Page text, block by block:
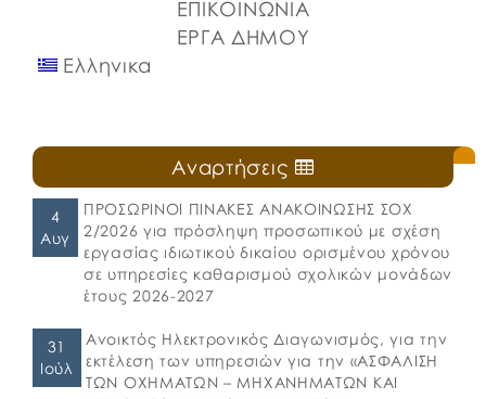
ΕΠΙΚΟΙΝΩΝΙΑ
ΕΡΓΑ ΔΗΜΟΥ
Ελληνικα
Αναρτήσεις
4
Αυγ
ΠΡΟΣΩΡΙΝΟΙ ΠΙΝΑΚΕΣ ΑΝΑΚΟΙΝΩΣΗΣ ΣΟΧ
2/2026 για πρόσληψη προσωπικού με σχέση
εργασίας ιδιωτικού δικαίου ορισμένου χρόνου
σε υπηρεσίες καθαρισμού σχολικών μονάδων
έτους 2026-2027
31
Ιούλ
Ανοικτός Ηλεκτρονικός Διαγωνισμός, για την
εκτέλεση των υπηρεσιών για την «ΑΣΦΑΛΙΣΗ
ΤΩΝ ΟΧΗΜΑΤΩΝ – ΜΗΧΑΝΗΜΑΤΩΝ ΚΑΙ